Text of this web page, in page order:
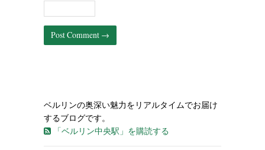
ベルリンの奥深い魅力をリアルタイムでお届け
するブログです。
「ベルリン中央駅」を購読する